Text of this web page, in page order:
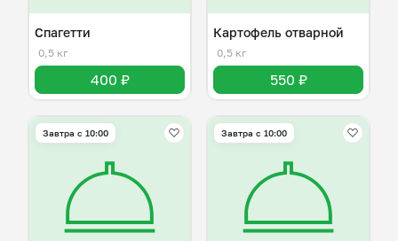
Спагетти
0,5 кг
400 ₽
Картофель отварной
0,5 кг
550 ₽
Завтра c 10:00 Завтра c 10:00